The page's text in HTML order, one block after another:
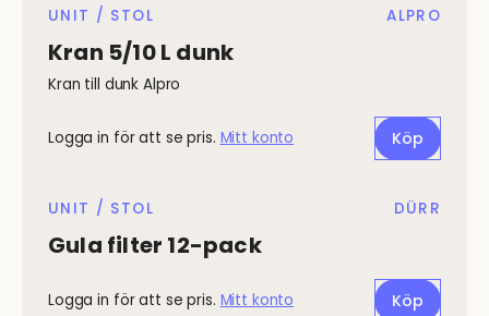
UNIT / STOL ALPRO
Kran 5/10 L dunk
Kran till dunk Alpro
Logga in för att se pris. Mitt konto Köp
UNIT / STOL DÜRR
Gula filter 12-pack
Logga in för att se pris. Mitt konto Köp